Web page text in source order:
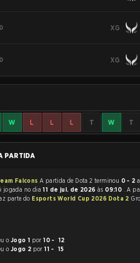
XG
XG
W L L L T W T
PARTIDA
Falcons A partida de Dota 2 terminou 0 - 2
e foi jogada no dia11 de jul. de 2026 às 09:10 . A
parte do Esports World Cup 2026 Dota 2
o Jogo 1 por
10 - 12
o Jogo 2 por 11 - 15